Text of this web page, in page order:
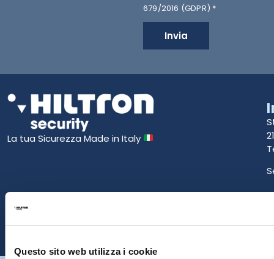
Questo sito web utilizza i cookie
679/2016 (GDPR) *
Invia
La tua Sicurezza Made in Italy